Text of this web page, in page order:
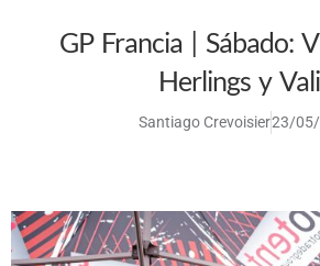
GP Francia | Sábado:
Herlings y
Santiago Crevoisier23/